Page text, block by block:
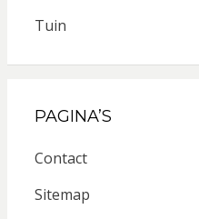
Tuin
PAGINA’S
Contact
Sitemap